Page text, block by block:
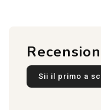
Sii il primo a